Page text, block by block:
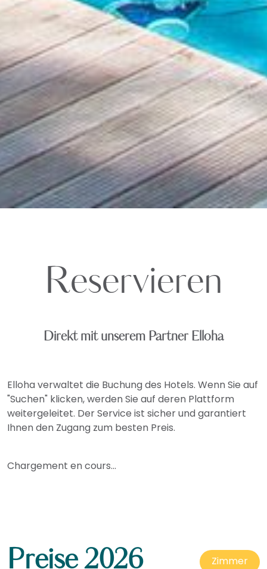
Reservieren
Direkt mit unserem Partner Elloha
Elloha verwaltet die Buchung des Hotels. Wenn Sie auf
"Suchen" klicken, werden Sie auf deren Plattform
weitergeleitet. Der Service ist sicher und garantiert
Ihnen den Zugang zum besten Preis.
Chargement en cours...
Preise 2026 Zimmer